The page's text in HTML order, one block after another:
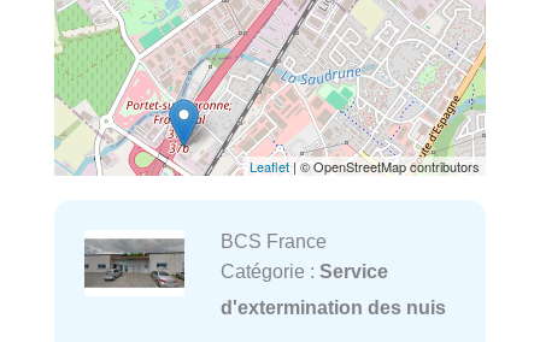
Leaflet| © OpenStreetMap contributors
BCS France
Catégorie : Service
d'extermination des nuis